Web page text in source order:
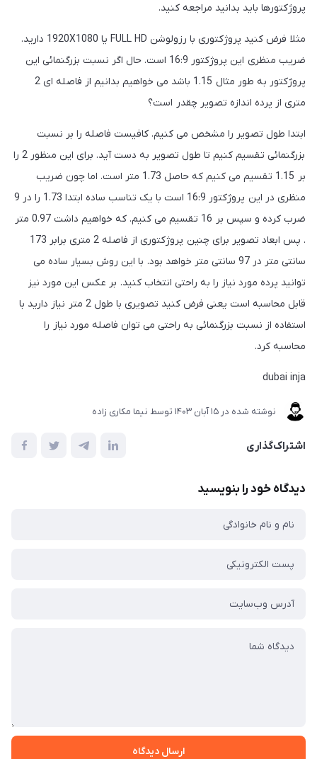
پروژکتورها باید بدانید مراجعه کنید.
مثلا فرض کنید پروژکتوری با رزولوشن FULL HD یا 1920X1080 دارید.
ضریب منظری این پروژکتور 16:9 است. حال اگر نسبت بزرگنمائی این
پروژکتور به طور مثال 1.15 باشد می خواهیم بدانیم از فاصله ای 2
متری از پرده اندازه تصویر چقدر است؟
ابتدا طول تصویر را مشخص می کنیم. کافیست فاصله را بر نسبت
بزرگنمائی تقسیم کنیم تا طول تصویر به دست آید. برای این منظور 2 را
بر 1.15 تقسیم می کنیم که حاصل 1.73 متر است. اما چون ضریب
منظری در این پروژکتور 16:9 است با یک تناسب ساده ابتدا 1.73 را در 9
ضرب کرده و سپس بر 16 تقسیم می کنیم. که خواهیم داشت 0.97 متر
. پس ابعاد تصویر برای چنین پروژکتوری از فاصله 2 متری برابر 173
سانتی متر در 97 سانتی متر خواهد بود. با این روش بسیار ساده می
توانید پرده مورد نیاز را به راحتی انتخاب کنید. بر عکس این مورد نیز
قابل محاسبه است یعنی فرض کنید تصویری با طول 2 متر نیاز دارید با
استفاده از نسبت بزرگنمائی به راحتی می توان فاصله مورد نیاز را
محاسبه کرد.
dubai inja
نوشته شده در 15 آبان 1403 توسط نیما مکاری زاده
اشتراک‌گذاری
دیدگاه خود را بنویسید
ارسال دیدگاه